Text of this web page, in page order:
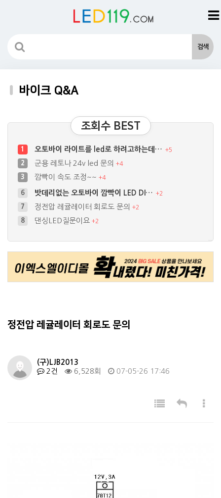
바이크 Q&A
조회수 BEST
6 밧데리없는 오토바이 깜빡이 LED DI… +2
7 정전압 레귤레이터 회로도 문의 +2
8 댄싱LED질문이요 +2
4 엘이디 정전압다이오드 연결법좀 갈챠주세…+ 3
5 서울반도체 파워led 10w 가 남아돌… +2
1 오토바이 라이트를 led로 하려고하는데… +5
2 군용 레토나 24v led 문의 +4
3 깜빡이 속도 조정~~ +4
정전압 레귤레이터 회로도 문의
(구)LJB2013
2건
6,528회 07-05-26 17:46